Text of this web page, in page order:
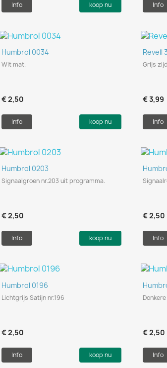
Info koop nu Info
Snel bekijken
Humbrol 0034
Wit mat.
€ 2,50
Info koop nu
Revell
Grijs
€ 3,99
Info
Snel bekijken
Humbrol 0203
Signaalgroen nr.203 uit programma.
€ 2,50
Info koop nu
€ 2,50
Info
Snel bekijken
Humbrol 0196
Lichtgrijs Satijn nr.196
€ 2,50
Info koop nu
€ 2,50
Info